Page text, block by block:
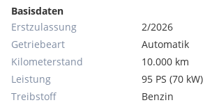
Basisdaten
Erstzulassung
2/2026
Getriebeart
Automatik
Kilometerstand
10.000 km
Leistung
95 PS (70 kW)
Treibstoff
Benzin